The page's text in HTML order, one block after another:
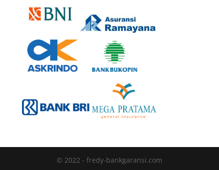
© 2022 - fredy-bankgaransi.com